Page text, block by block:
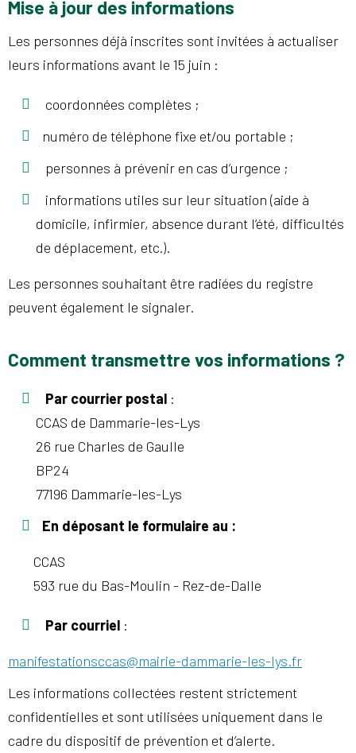
Mise à jour des informations
Les personnes déjà inscrites sont invitées à actualiser
leurs informations avant le 15 juin :
coordonnées complètes ;
numéro de téléphone fixe et/ou portable ;
personnes à prévenir en cas d’urgence ;
informations utiles sur leur situation (aide à
domicile, infirmier, absence durant l’été, difficultés
de déplacement, etc.).
Les personnes souhaitant être radiées du registre
peuvent également le signaler.
Comment transmettre vos informations ?
Par courrier postal :
CCAS de Dammarie-les-Lys
26 rue Charles de Gaulle
BP24
77196 Dammarie-les-Lys
En déposant le formulaire au :
CCAS
593 rue du Bas-Moulin - Rez-de-Dalle
Par courriel :
manifestationsccas@mairie-dammarie-les-lys.fr
Les informations collectées restent strictement
confidentielles et sont utilisées uniquement dans le
cadre du dispositif de prévention et d’alerte.